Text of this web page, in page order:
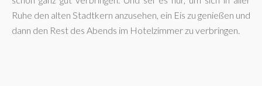
Ruhe den alten Stadtkern anzusehen, ein Eis zu genießen und
dann den Rest des Abends im Hotelzimmer zu verbringen.